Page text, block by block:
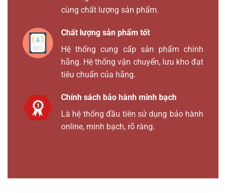
cùng chất lượng sản phẩm.
Chất lượng sản phẩm tốt
Hệ thống cung cấp sản phẩm chính
hãng. Hệ thống vận chuyển, lưu kho đạt
tiêu chuẩn của hãng.
Chính sách bảo hành minh bạch
Là hệ thống đầu tiên sử dụng bảo hành
online, minh bạch, rõ ràng.